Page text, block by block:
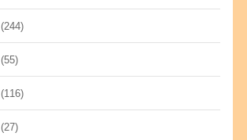
(244)
(55)
(116)
(27)